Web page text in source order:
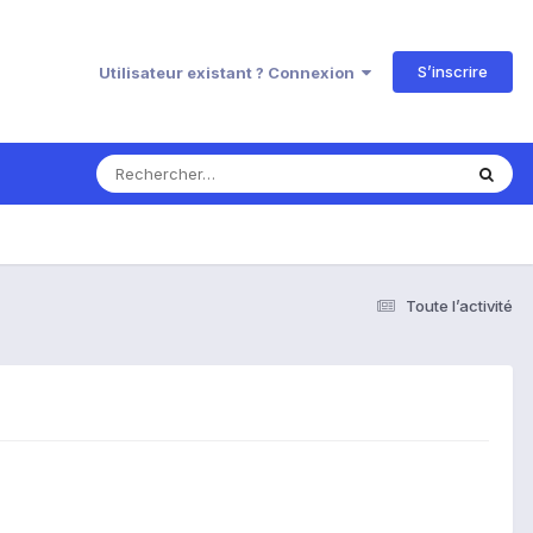
Utilisateur existant ? Connexion S’inscrire
Toute l’activité